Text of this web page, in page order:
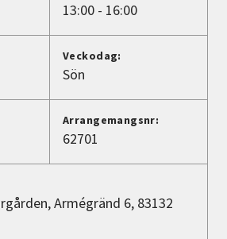
13:00 - 16:00
Veckodag:
Sön
Arrangemangsnr:
62701
Armégränd 6, 83132